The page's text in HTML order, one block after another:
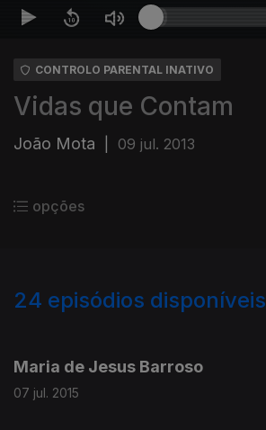
CONTROLO PARENTAL INATIVO
Vidas que Contam
João Mota 09 jul. 2013
opções
24 episódios disponíveis
Maria de Jesus Barroso
07 jul. 2015